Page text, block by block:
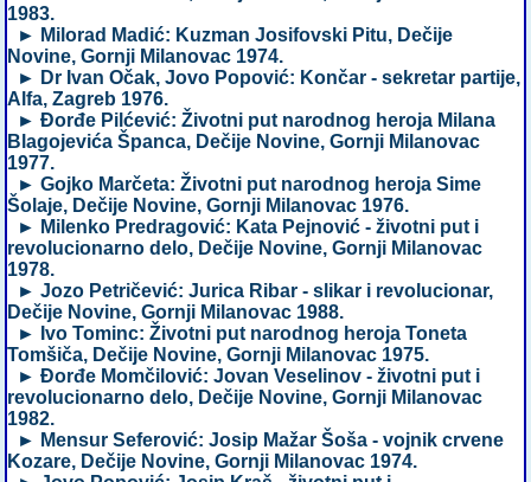
1983.
► Milorad Madić: Kuzman Josifovski Pitu, Dečije
Novine, Gornji Milanovac 1974.
► Dr Ivan Očak, Jovo Popović: Končar - sekretar partije,
Alfa, Zagreb 1976.
► Đorđe Pilćević: Životni put narodnog heroja Milana
Blagojevića Španca, Dečije Novine, Gornji Milanovac
1977.
► Gojko Marčeta: Životni put narodnog heroja Sime
Šolaje, Dečije Novine, Gornji Milanovac 1976.
► Milenko Predragović: Kata Pejnović - životni put i
revolucionarno delo, Dečije Novine, Gornji Milanovac
1978.
► Jozo Petričević: Jurica Ribar - slikar i revolucionar,
Dečije Novine, Gornji Milanovac 1988.
► Ivo Tominc: Životni put narodnog heroja Toneta
Tomšiča, Dečije Novine, Gornji Milanovac 1975.
► Đorđe Momčilović: Jovan Veselinov - životni put i
revolucionarno delo, Dečije Novine, Gornji Milanovac
1982.
► Mensur Seferović: Josip Mažar Šoša - vojnik crvene
Kozare, Dečije Novine, Gornji Milanovac 1974.